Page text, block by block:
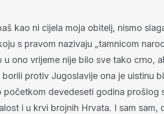
kao ni cijela moja obitelj, nismo
s pravom nazivaju „tamnicom
u ono vrijeme nije bilo sve tako crno,
protiv Jugoslavije ona je uistinu
početkom devedeseti godina prošlog
i u krvi brojnih Hrvata. I sam sam,